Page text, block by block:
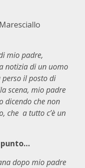
mio padre,
notizia di un uomo
il posto di
scena, mio padre
dicendo che non
che a tutto c’è un
punto…
dopo mio padre